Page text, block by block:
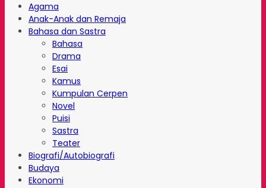
Agama
Anak-Anak dan Remaja
Bahasa dan Sastra
Bahasa
Drama
Esai
Kamus
Kumpulan Cerpen
Novel
Puisi
Sastra
Teater
Biografi/Autobiografi
Budaya
Ekonomi